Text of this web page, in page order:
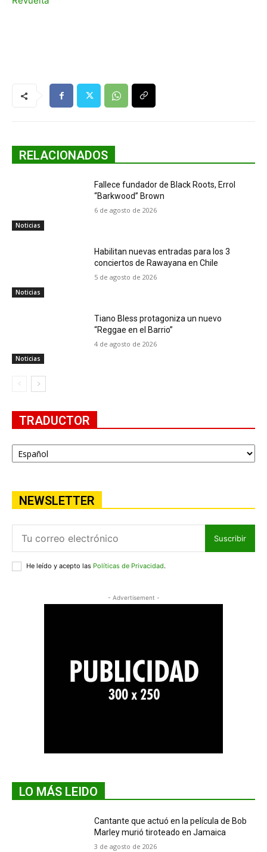
RELACIONADOS
Noticias
Fallece fundador de Black Roots, Errol
“Barkwood” Brown
6 de agosto de 2026
Noticias
Habilitan nuevas entradas para los 3
conciertos de Rawayana en Chile
5 de agosto de 2026
Noticias
Tiano Bless protagoniza un nuevo
“Reggae en el Barrio”
4 de agosto de 2026
TRADUCTOR
NEWSLETTER
Suscribir
He leído y acepto las Políticas de Privacidad.
- Advertisement -
LO MÁS LEIDO
Cantante que actuó en la película de Bob
Marley murió tiroteado en Jamaica
3 de agosto de 2026